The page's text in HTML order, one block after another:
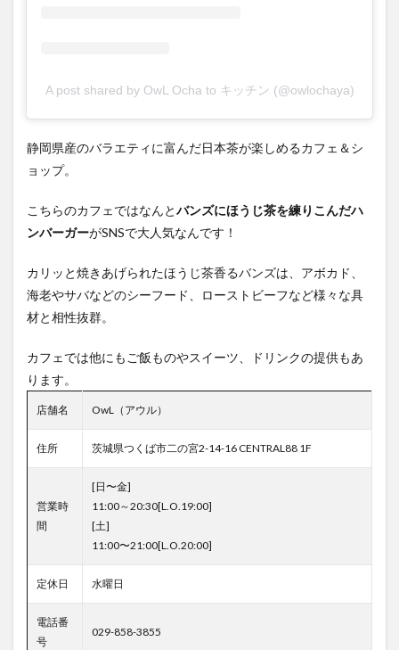
A post shared by OwL Ocha to キッチン (@owlochaya)
静岡県産のバラエティに富んだ日本茶が楽しめるカフェ＆シ
ョップ。
こちらのカフェではなんとバンズにほうじ茶を練りこんだハ
ンバーガーがSNSで大人気なんです！
カリッと焼きあげられたほうじ茶香るバンズは、アボカド、
海老やサバなどのシーフード、ローストビーフなど様々な具
材と相性抜群。
カフェでは他にもご飯ものやスイーツ、ドリンクの提供もあ
ります。
店舗名 OwL（アウル）
住所 茨城県つくば市二の宮2-14-16 CENTRAL88 1F
営業時
間
[日〜金]
11:00～20:30[L.O.19:00]
[土]
11:00〜21:00[L.O.20:00]
定休日 水曜日
電話番
号
029-858-3855